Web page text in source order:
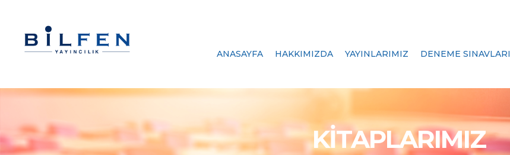
ANASAYFA HAKKIMIZDA YAYINLARIMIZ DENEME SINAVLARI
KİTAPLARIMIZ